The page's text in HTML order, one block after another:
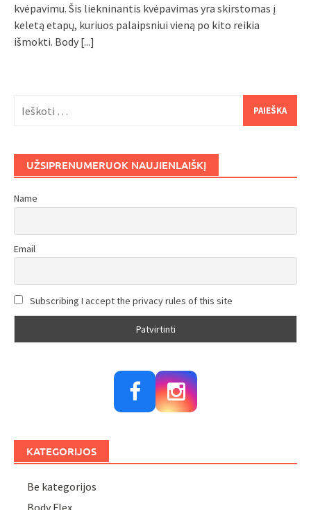
kvėpavimu. Šis liekninantis kvėpavimas yra skirstomas į
keletą etapų, kuriuos palaipsniui vieną po kito reikia
išmokti. Body [...]
UŽSIPRENUMERUOK NAUJIENLAIŠKĮ
Name
Email
Subscribing I accept the privacy rules of this site
KATEGORIJOS
Be kategorijos
Body Flex